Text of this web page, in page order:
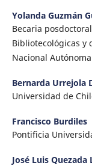
Yolanda Guzmán
Becaria
Bibliotecológicas y
Nacional
Bernarda Urrejola
Universidad de
Francisco Burdiles
Pontificia
José Luis Quezada